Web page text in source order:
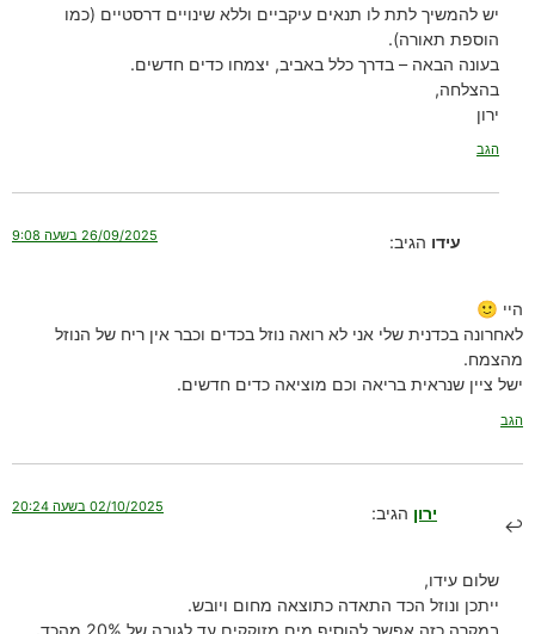
יש להמשיך לתת לו תנאים עיקביים וללא שינויים דרסטיים (כמו
הוספת תאורה).
בעונה הבאה – בדרך כלל באביב, יצמחו כדים חדשים.
בהצלחה,
ירון
הגב
עידו הגיב: 26/09/2025 בשעה 9:08
היי 🙂
לאחרונה בכדנית שלי אני לא רואה נוזל בכדים וכבר אין ריח של הנוזל
מהצמח.
ישל ציין שנראית בריאה וכם מוציאה כדים חדשים.
הגב
ירון הגיב: 02/10/2025 בשעה 20:24
שלום עידו,
ייתכן ונוזל הכד התאדה כתוצאה מחום ויובש.
במקרה כזה אפשר להוסיף מים מזוקקים עד לגובה של 20% מהכד.